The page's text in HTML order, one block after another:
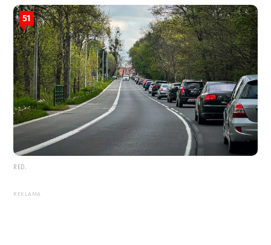
51
RED.
REKLAMA